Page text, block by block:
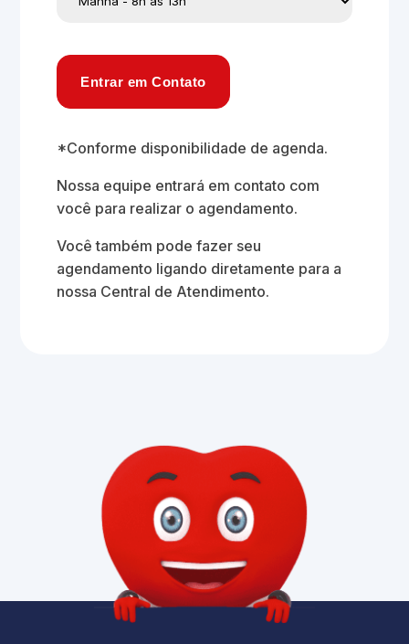
Entrar em Contato
*Conforme disponibilidade de agenda.
Nossa equipe entrará em contato com
você para realizar o agendamento.
Você também pode fazer seu
agendamento ligando diretamente para a
nossa Central de Atendimento.